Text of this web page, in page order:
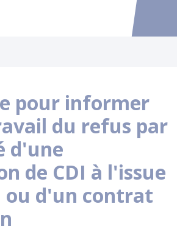
Accéder
pour informer
du refus par
d'une
de CDI à l'issue
ou d'un contrat